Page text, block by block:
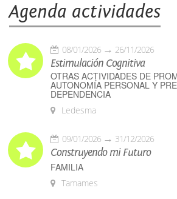
Agenda actividades
08/01/2026 26/11/2026
Estimulación Cognitiva
OTRAS ACTIVIDADES DE
AUTONOMÍA PERSONAL Y
DEPENDENCIA
Ledesma
09/01/2026 31/12/2026
Construyendo mi Futuro
FAMILIA
Tamames